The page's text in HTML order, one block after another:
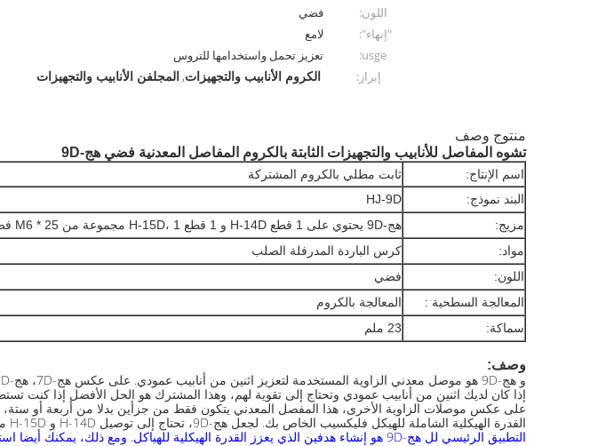
اللون:
فضي
"إنهاء":
لامع
usge:
تعزيز تحمل واستخدامها للتروس
إبراز:
الكروم الأنابيب والتجهيزات, المجلفن الأنابيب والتجهيزات
منتوج وصف
تشوه المفاصل للأنابيب والتجهيزات الثابتة بالكروم المفاصل المعدنية فضي هج-9D
اسم الإنتاج:
ثابت مطلي بالكروم المشتركة
البند نموذج:
HJ-9D
مزيج:
هج-9D يحتوي على 1 قطع H-14D و 1 قطع H-15D، 1 مجموعة من M6 * 25 فضي
مواد:
كرس الباردة المدرفلة الصلب
اللون:
فضي
المعالجة السطحية :
المعالجة بالكروم
سماكة:
23 ملم
وصف:
إذا كان لديك اثنين من أنابيب عمودي وتحتاج إلى تقوية لهم، وهذا المشترك هو الحل الأفضل إذا كنت تستطيع أن تربط تلك
على عكس موصلات الزاوية الأخرى، هذا المفصل المعدني يتكون فقط من جزأين بدلا من أربعة أو ستة،
القدرة الهيكلية الشاملة للهيكل فليكسيب الخاص بك. لجعل هج-9D، تحتاج إلى توصيل H-14D و H-15D مع واحد M6-12 الترباس واحد M6 الجوز.
التطبيق الرئيسي لل هج-9D هو إنشاء هدفين الذي يعزز القدرة الهيكلية للهياكل.
ومع ذلك، يمكنك أيضا